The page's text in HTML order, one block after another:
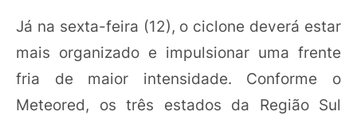
Já na sexta-feira (12), o ciclone deverá estar
mais organizado e impulsionar uma frente
fria de maior intensidade. Conforme o
Meteored, os três estados da Região Sul